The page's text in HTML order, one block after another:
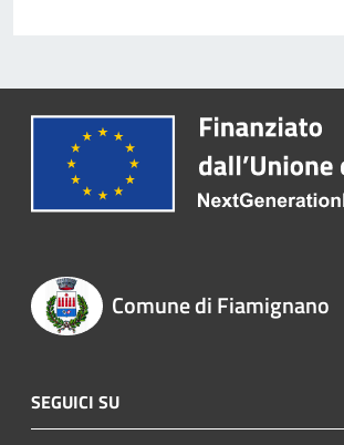
Comune di Fiamignano
SEGUICI SU